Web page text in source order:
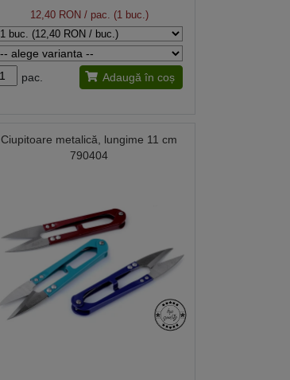
12,40 RON / pac. (1 buc.)
pac. Adaugă în coș
Ciupitoare metalică, lungime 11 cm
790404